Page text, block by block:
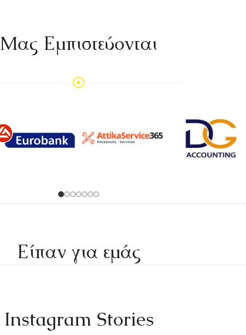
Mας Εμπιστεύονται
Είπαν για εμάς
Instagram Stories